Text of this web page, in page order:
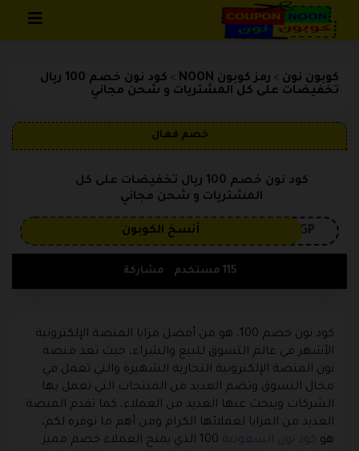
كوبون نون > رمز كوبون NOON >
كود نون خصم 100 ريال
تخفيضات على كل المشتريات و شحن مجاني
خصم فعال
كود نون خصم 100 ريال تخفيضات على كل
المشتريات و شحن مجاني
3GP أنسخ الكوبون
115 مستخدم مشاركة
كود نون خصم 100، هو من أفضل مزايا المنصة الإلكترونية
الأشهر في عالم التسوق للبيع والشراء، حيث تعد منصة
نون المنصة الإلكترونية التجارية الشهيرة والتي تعمل في
مجال التسوق وتضم العديد من المنتجات التي تعمل بها
الشركات ويبحث عنها العديد من العملاء، كما تقدم المنصة
العديد من المزايا لعملائها الكرام ومن أهم ما توفره لكم،
هو كود نون السعودية
100 الذي يمنح العملاء خصم مميز